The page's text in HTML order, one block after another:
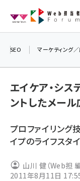
ン
ai (2814)
note
SEO マーケティング
エイケア・シス
ントしたメー
プロファイリン
イプのライフスタ
山川 健（Web担
2011年8月11日